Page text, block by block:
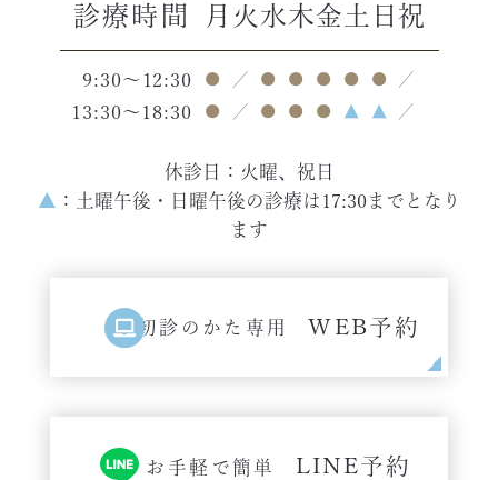
診療時間 月 火 水木金 土 日祝
9:30～12:30 ● ／ ● ● ● ● ● ／
13:30～18:30 ● ／ ● ● ● ▲ ▲ ／
休診日：火曜、祝日
▲ ：土曜午後・日曜午後の診療は17:30までとなり
ます
初診のかた専用 WEB予約
お手軽で簡単 LINE予約